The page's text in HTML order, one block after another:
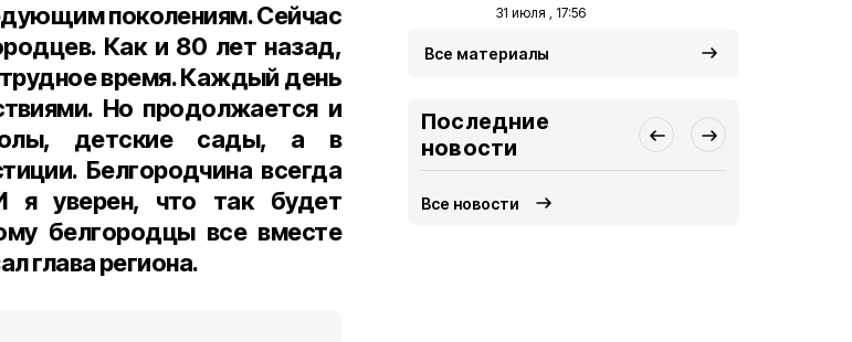
поколениям. Сейчас
Как и 80 лет назад,
время. Каждый день
Но продолжается и
детские сады, а в
Белгородчина всегда
я уверен, что так будет
белгородцы все вместе
глава региона.
31 июля , 17:56
Все материалы
Последние
новости
Все новости